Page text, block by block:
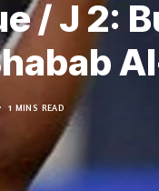
/ J 2:
1 MINS READ